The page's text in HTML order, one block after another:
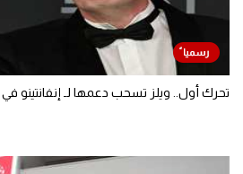
تحرك أول.. ويلز تسحب دعمها لـ إنفانتينو في